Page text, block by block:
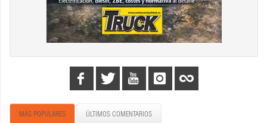
MÁS POPULARES ÚLTIMOS COMENTARIOS